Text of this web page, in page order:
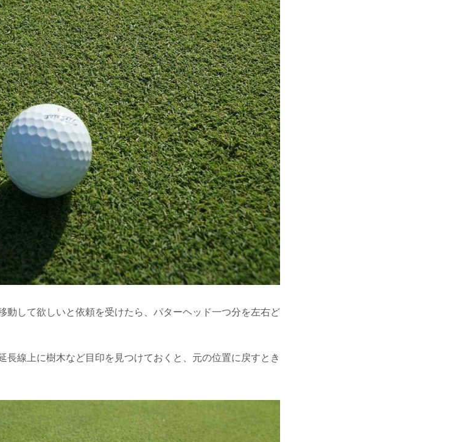
動して欲しいと依頼を受けたら、パターヘッド一つ分を左右ど
長線上に樹木など目印を見つけておくと、元の位置に戻すとき